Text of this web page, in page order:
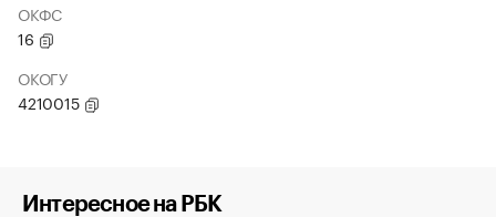
ОКФС
16
ОКОГУ
4210015
Интересное на РБК